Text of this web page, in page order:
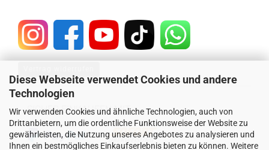
Diese Webseite verwendet Cookies und andere
Technologien
Wir verwenden Cookies und ähnliche Technologien, auch von
Drittanbietern, um die ordentliche Funktionsweise der Website zu
gewährleisten, die Nutzung unseres Angebotes zu analysieren und
Ihnen ein bestmögliches Einkaufserlebnis bieten zu können. Weitere
SICHER EINKAUFEN MIT